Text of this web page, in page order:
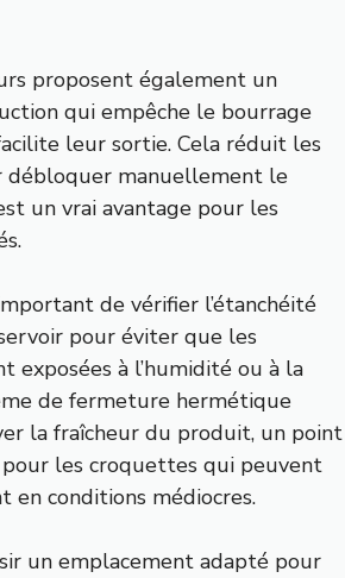
proposent également un
qui empêche le bourrage
leur sortie. Cela réduit les
débloquer manuellement le
un vrai avantage pour les
de vérifier l’étanchéité
pour éviter que les
exposées à l’humidité ou à la
de fermeture hermétique
la fraîcheur du produit, un point
les croquettes qui peuvent
en conditions médiocres.
un emplacement adapté pour